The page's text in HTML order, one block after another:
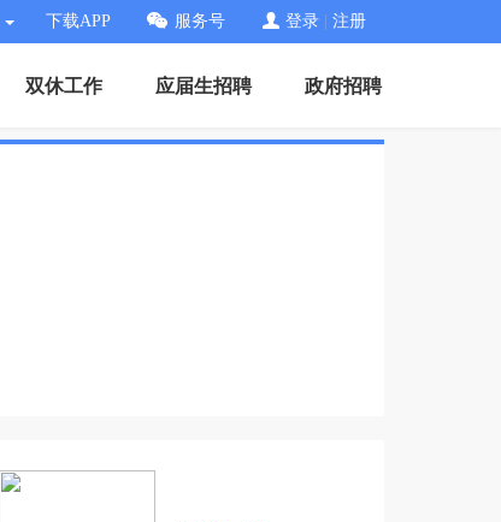
下载APP 服务号 登录 注册
双休工作 应届生招聘 政府招聘